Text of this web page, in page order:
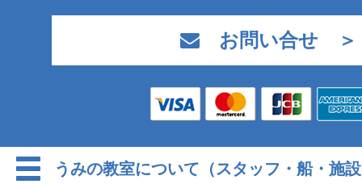
お問い合せ ＞
うみの教室について（スタッフ・船・施